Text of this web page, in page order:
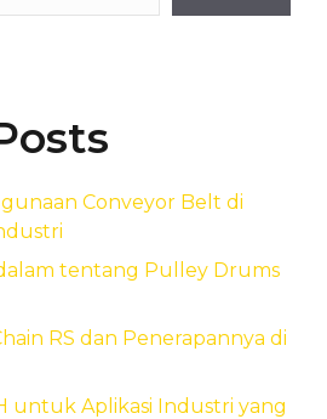
Conveyor Belt di
tentang Pulley Drums
RS dan Penerapannya di
untuk Aplikasi Industri yang